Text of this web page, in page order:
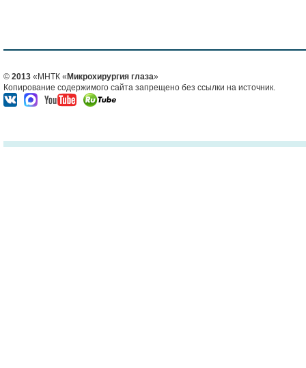
© 2013 «МНТК « Микрохирургия глаза»
Копирование содержимого сайта запрещено без ссылки на источник.